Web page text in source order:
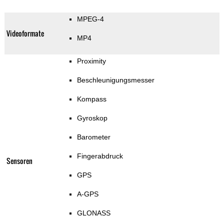
Videoformate
MPEG-4
MP4
Sensoren
Proximity
Beschleunigungsmesser
Kompass
Gyroskop
Barometer
Fingerabdruck
GPS
A-GPS
GLONASS